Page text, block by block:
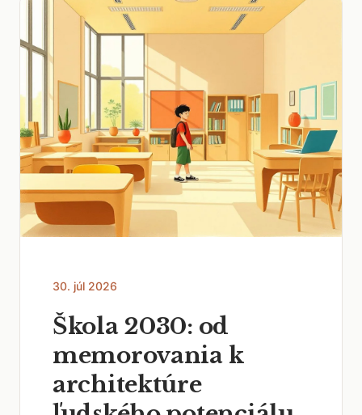
30. júl 2026
Škola 2030: od
memorovania k
architektúre